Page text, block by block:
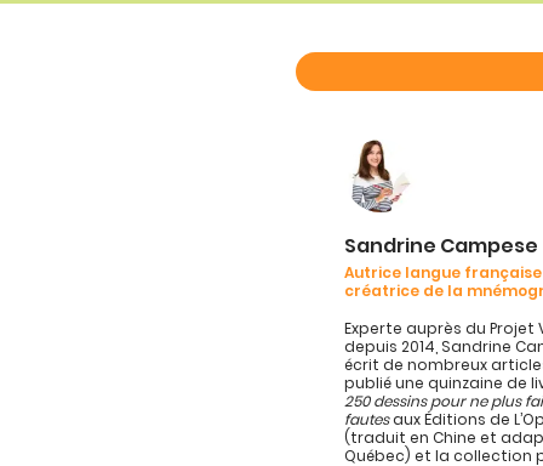
Sandrine Campese
Autrice langue
créatrice de la
Experte auprès du Projet
depuis 2014, Sandrine
écrit de nombreux
publié une quinzaine de
250 dessins pour ne plus
fautesaux Éditions de
(traduit en Chine et
Québec) et la collection